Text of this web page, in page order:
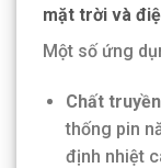
mặt trời và
Một số ứng
Chất
thống pin
định nhiệt